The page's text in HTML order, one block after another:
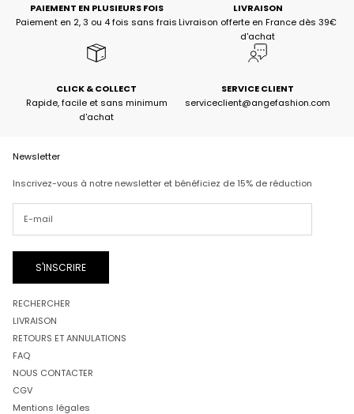
PAIEMENT EN PLUSIEURS FOIS
Paiement en 2, 3 ou 4 fois sans frais
LIVRAISON
Livraison offerte en France dès 39€
d'achat
CLICK & COLLECT
Rapide, facile et sans minimum
d'achat
SERVICE CLIENT
serviceclient@angefashion.com
Newsletter
Inscrivez-vous à notre newsletter et bénéficiez de 15% de réduction
S'INSCRIRE
RECHERCHER
LIVRAISON
RETOURS ET ANNULATIONS
FAQ
NOUS CONTACTER
CGV
Mentions légales